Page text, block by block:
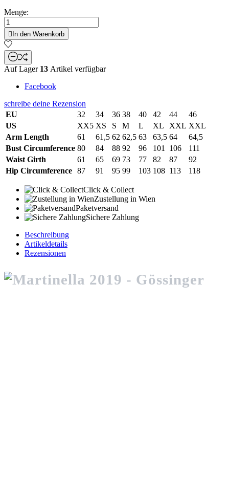
Menge:
 In den Warenkorb
Auf Lager 13 Artikel verfügbar
Facebook
schreibe deine Rezension
EU
32 34 36 38 40 42 44
46
US
XX5 XS S M L XL XXL XXL
Arm Length
61 61,5 62 62,5 63 63,5 64
64,5
Bust Circumference 80 84 88 92 96 101 106
111
Waist Girth
61 65 69 73 77 82 87
92
Hip Circumference 87 91 95 99 103 108 113 118
Click & Collect
Zustellung in Wien
Paketversand
Sichere Zahlung
Beschreibung
Artikeldetails
Rezensionen